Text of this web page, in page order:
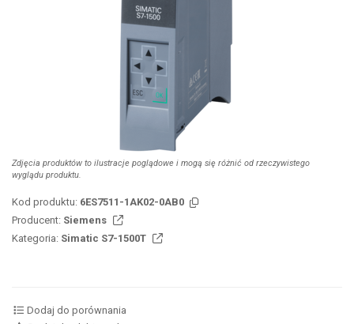
Zdjęcia produktów to ilustracje poglądowe i mogą się różnić od rzeczywistego
wyglądu produktu.
Kod produktu: 6ES7511-1AK02-0AB0
Producent: Siemens
Kategoria: Simatic S7-1500T
Dodaj do porównania